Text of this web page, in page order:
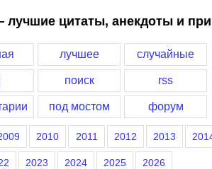
лучшие цитаты, анекдоты и
лучшее случайные
поиск rss
под мостом форум
2010 2011 2012 2013
2023 2024 2025 2026